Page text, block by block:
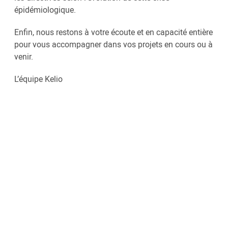
épidémiologique.
Enfin, nous restons à votre écoute et en capacité entière
pour vous accompagner dans vos projets en cours ou à
venir.
L’équipe Kelio